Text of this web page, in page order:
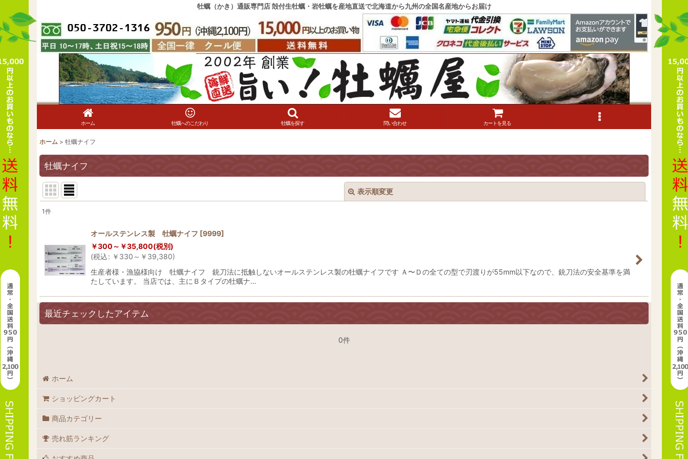
牡蠣（かき）通販専門店 殻付生牡蠣・岩牡蠣を産地直送で北海道から九州の全国名産地からお届け
ホーム 牡蠣へのこだわり 牡蠣を探す 問い合わせ カートを見る
ホーム > 牡蠣ナイフ
牡蠣ナイフ
表示順変更
在庫あり
並び順:
絞り込む
1件
オールステンレス製 牡蠣ナイフ [9999]
￥300～ ￥35,800(税別)
(税込: ￥ 330～ ￥ 39,380)
生産者様・漁協様向け 牡蠣ナイフ 銃刀法に抵触しないオールステンレス製の牡蠣ナイフです Ａ〜Ｄの全ての型で刃渡りが55mm以下なので、銃刀法の安全基準を満
たしています。 当店では、主にＢタイプの牡蠣ナ…
最近チェックしたアイテム
0件
ホーム
ショッピングカート
商品カテゴリー
売れ筋ランキング